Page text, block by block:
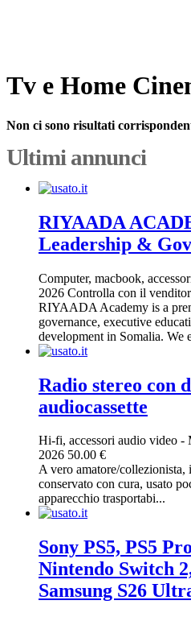
Tv e Home
Non ci sono risultati
Ultimi annunci
RIYAADA
Leadership &
Computer, macbook,
2026 Controlla con il
RIYAADA Academy is a
governance, executive
development in Somalia. We
Radio stereo con
audiocassette
Hi-fi, accessori audio video -
2026 50.00 €
A vero amatore/
conservato con cura, usato
apparecchio trasportabi...
Sony PS5, PS5
Nintendo Switch
Samsung S26